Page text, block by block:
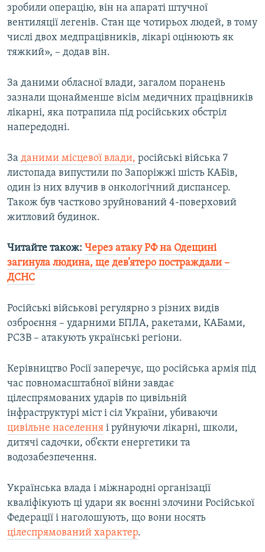
зробили операцію, він на апараті штучної
вентиляції легенів. Стан ще чотирьох людей, в тому
числі двох медпрацівників, лікарі оцінюють як
тяжкий», – додав він.
За даними обласної влади, загалом поранень
зазнали щонайменше вісім медичних працівників
лікарні, яка потрапила під російських обстріл
напередодні.
За даними місцевої влади, російські війська 7
листопада випустили по Запоріжжі шість КАБів,
один із них влучив в онкологічний диспансер.
Також був частково зруйнований 4-поверховий
житловий будинок.
Читайте також: Через атаку РФ на Одещині
загинула людина, ще дев’ятеро постраждали –
ДСНС
Російські військові регулярно з різних видів
озброєння – ударними БПЛА, ракетами, КАБами,
РСЗВ – атакують українські регіони.
Керівництво Росії заперечує, що російська армія під
час повномасштабної війни завдає
цілеспрямованих ударів по цивільній
інфраструктурі міст і сіл України, убиваючи
цивільне населення і руйнуючи лікарні, школи,
дитячі садочки, об’єкти енергетики та
водозабезпечення.
Українська влада і міжнародні організації
кваліфікують ці удари як воєнні злочини Російської
Федерації і наголошують, що вони носять
цілеспрямований характер.